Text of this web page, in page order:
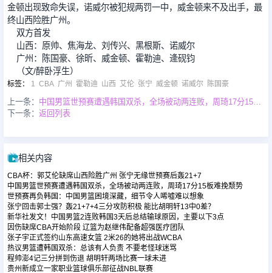
金顿出现致命失误，诺威尔被犯规两罚一中，威金顿来不及出手，最
终山西险胜广州。
双方首发
山西：原帅、焦海龙、刘传兴、黑根斯、诺威尔
广州：陈国豪、徐昕、威金顿、霍勒迪、逄砚钧
（文/醉卧浮生）
标签： 1 CBA 广州 霍勒迪 山西 艾伦 张宁 威金顿 诺威尔 陈国豪
上一条：
中国男篮世预赛遭遇韩国双杀，全场被动两连败，周琦17分15板难挽颓势
下一条： 返回列表
相关内容
CBA杯：郭艾伦缺席山西险胜广州 张宁无缘世预赛后轰21+7
中国男篮世预赛遭遇韩国双杀，全场被动两连败，周琦17分15板难挽颓势
世预赛再负韩国：中国男篮困境深藏，细节令人唏嘘难以想象
张宁回击郭士强？轰21+7+4三分攻防积极 能比胡明轩13中0差？
新华社发文！中国男篮2连败韩国3天后总结输球原因，主要以下3点
因伤缺席CBA开始阶段 辽篮为赵继伟配备超强医疗团队
张子宇正式签约山东高速女篮 2米26的她将出战WCBA
热议男篮遭韩国双杀：总该有人负责 不要老怪球迷骂
程帅澎4记三分拼到伤退 胡明轩两场比赛一球未进
贵州新成立一家职业篮球俱乐部征战NBL联赛